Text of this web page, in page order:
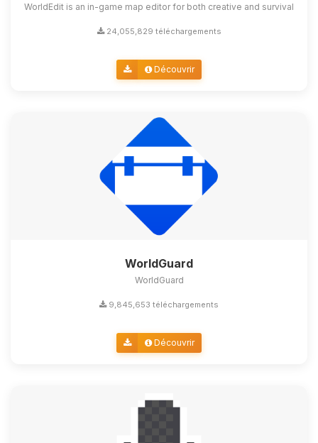
WorldEdit is an in-game map editor for both creative and survival
24,055,829 téléchargements
Découvrir
WorldGuard
WorldGuard
9,845,653 téléchargements
Découvrir